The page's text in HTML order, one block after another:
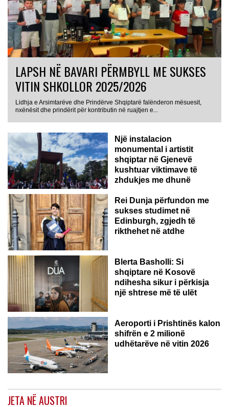
LAPSH NË BAVARI PËRMBYLL ME SUKSES
VITIN SHKOLLOR 2025/2026
Lidhja e Arsimtarëve dhe Prindërve Shqiptarë falënderon mësuesit,
nxënësit dhe prindërit për kontributin në ruajtjen e...
Një instalacion
monumental i artistit
shqiptar në Gjenevë
kushtuar viktimave të
zhdukjes me dhunë
Rei Dunja përfundon me
sukses studimet në
Edinburgh, zgjedh të
rikthehet në atdhe
Blerta Basholli: Si
shqiptare në Kosovë
ndihesha sikur i përkisja
një shtrese më të ulët
Aeroporti i Prishtinës kalon
shifrën e 2 milionë
udhëtarëve në vitin 2026
JETA NË AUSTRI